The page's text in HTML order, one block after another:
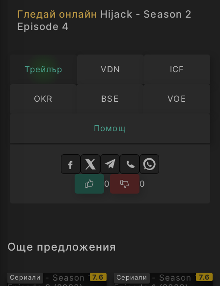
Гледай онлайн Hijack - Season 2
Episode 4
Трейлър VDN ICF
OKR BSE VOE
Помощ
Изберете
0 0
Още предложения
Сериали
IMDb
7.6 Сериали
IMDb
7.6